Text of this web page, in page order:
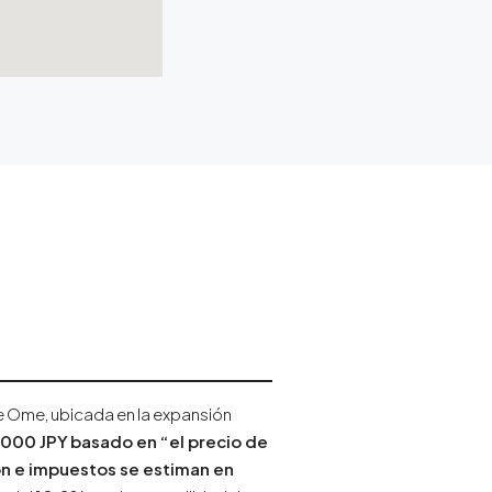
ubicada en la expansión
JPYbasado en “el precio de
e impuestos se estiman en